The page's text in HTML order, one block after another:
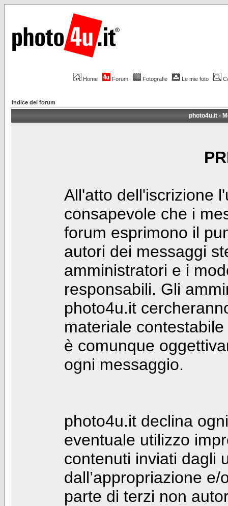
Home Forum Fotografie Le mie foto
Indice del forum
photo4u.it -
All'atto dell'iscrizione
consapevole che i
forum esprimono il
autori dei messaggi
amministratori e i
responsabili. Gli
photo4u.it
materiale
è comunque
ogni messaggio.
photo4u.it declina
eventuale utilizzo
contenuti inviati dagli
dall’appropriazione
parte di terzi non